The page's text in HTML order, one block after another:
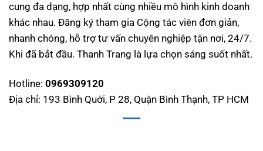
cung đa dạng, hợp nhất cùng nhiều mô hình kinh doanh
khác nhau. Đăng ký tham gia Cộng tác viên đơn giản,
nhanh chóng, hỗ trợ tư vấn chuyên nghiệp tận nơi, 24/7.
Khi đã bắt đầu. Thanh Trang là lựa chọn sáng suốt nhất.
Hotline: 0969309120
Địa chỉ: 193 Bình Quới, P 28, Quận Bình Thạnh, TP HCM